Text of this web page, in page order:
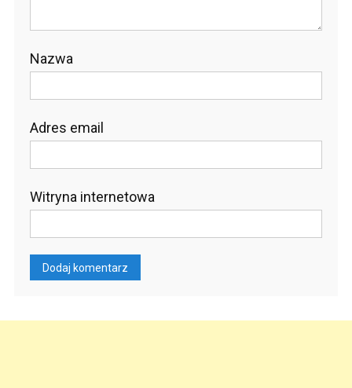
Nazwa
Adres email
Witryna internetowa